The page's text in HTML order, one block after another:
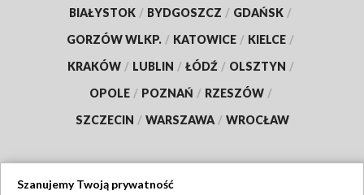
BIAŁYSTOK / BYDGOSZCZ / GDAŃSK /
GORZÓW WLKP. / KATOWICE / KIELCE /
KRAKÓW / LUBLIN / ŁÓDŹ / OLSZTYN /
OPOLE / POZNAŃ / RZESZÓW /
SZCZECIN / WARSZAWA / WROCŁAW
Szanujemy Twoją prywatność